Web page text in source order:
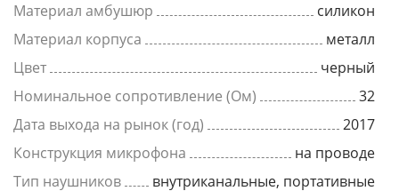
Материал амбушюр
силикон
Материал корпуса
металл
Цвет
черный
Номинальное сопротивление (Ом)
32
Дата выхода на рынок (год)
2017
Конструкция микрофона
на проводе
Тип наушников
внутриканальные, портативные